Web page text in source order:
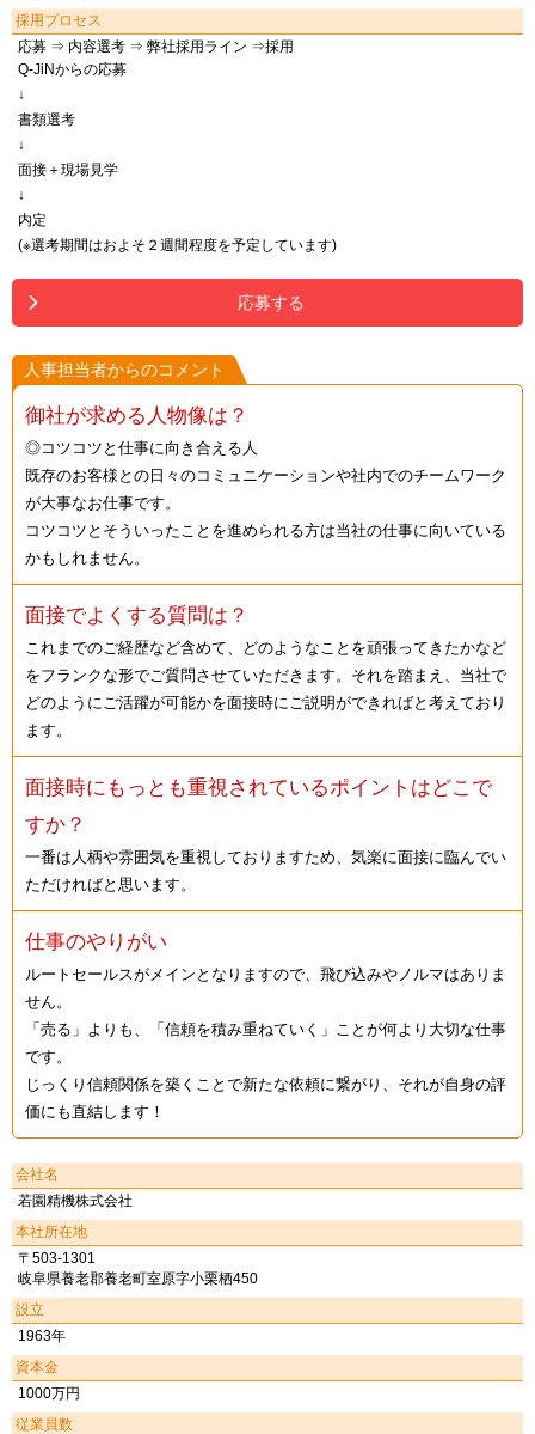
採用プロセス
応募 ⇒ 内容選考 ⇒ 弊社採用ライン ⇒採用
Q-JiNからの応募
↓
書類選考
↓
面接＋現場見学
↓
内定
(※選考期間はおよそ２週間程度を予定しています)
応募する
人事担当者からのコメント
御社が求める人物像は？
◎コツコツと仕事に向き合える人
既存のお客様との日々のコミュニケーションや社内でのチームワーク
が大事なお仕事です。
コツコツとそういったことを進められる方は当社の仕事に向いている
かもしれません。
面接でよくする質問は？
これまでのご経歴など含めて、どのようなことを頑張ってきたかなど
をフランクな形でご質問させていただきます。それを踏まえ、当社で
どのようにご活躍が可能かを面接時にご説明ができればと考えており
ます。
面接時にもっとも重視されているポイントはどこで
すか？
一番は人柄や雰囲気を重視しておりますため、気楽に面接に臨んでい
ただければと思います。
仕事のやりがい
ルートセールスがメインとなりますので、飛び込みやノルマはありま
せん。
「売る」よりも、「信頼を積み重ねていく」ことが何より大切な仕事
です。
じっくり信頼関係を築くことで新たな依頼に繋がり、それが自身の評
価にも直結します！
会社名
若園精機株式会社
本社所在地
〒503-1301
岐阜県養老郡養老町室原字小栗栖450
設立
1963年
資本金
1000万円
従業員数